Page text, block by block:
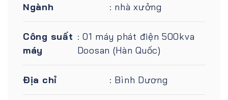
Ngành : nhà xưởng
Công suất
máy
: 01 máy phát điện 500kva
Doosan (Hàn Quốc)
Địa chỉ : Bình Dương